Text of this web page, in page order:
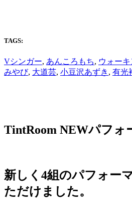
TAGS:
Vシンガー, あんころもち, ウォー
みやび, 大道芸, 小豆沢あずき , 有光
TintRoom NEWパフォ
新しく4組のパフォー
ただけました。